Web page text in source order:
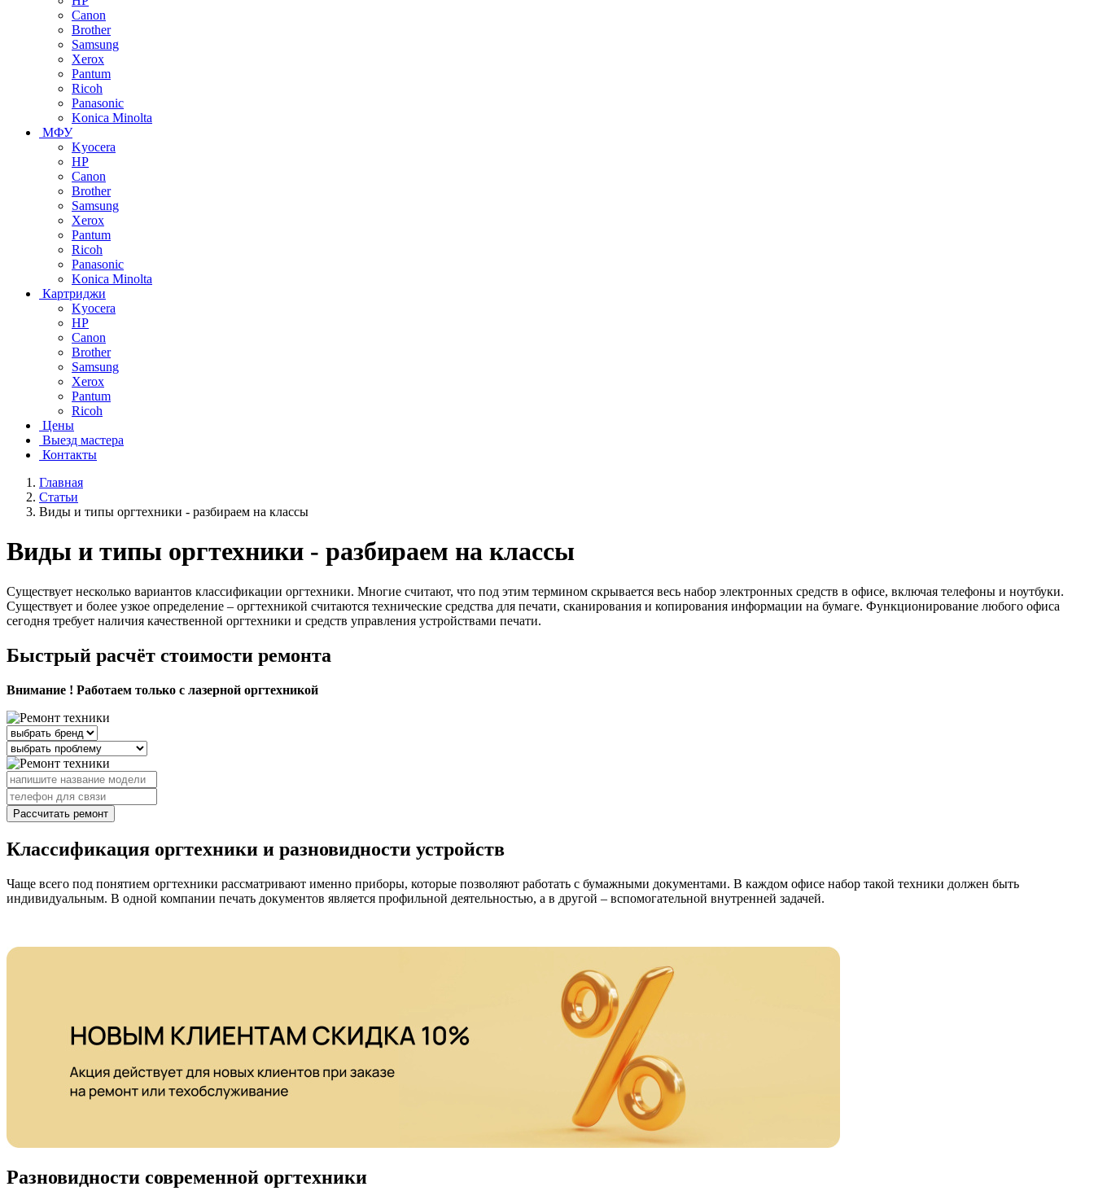
Canon
Brother
Samsung
Xerox
Pantum
Ricoh
Panasonic
Konica Minolta
МФУ
Kyocera
HP
Canon
Brother
Samsung
Xerox
Pantum
Ricoh
Panasonic
Konica Minolta
Картриджи
Kyocera
HP
Canon
Brother
Samsung
Xerox
Pantum
Ricoh
Цены
Выезд мастера
Контакты
Главная
Статьи
Виды и типы оргтехники - разбираем на классы
Виды и типы оргтехники - разбираем на классы
Существует несколько вариантов классификации оргтехники. Многие считают, что под этим термином скрывается весь набор электронных средств в офисе, включая телефоны и ноутбуки.
Существует и более узкое определение – оргтехникой считаются технические средства для печати, сканирования и копирования информации на бумаге. Функционирование любого офиса
сегодня требует наличия качественной оргтехники и средств управления устройствами печати.
Быстрый расчёт стоимости ремонта
Внимание ! Работаем только с лазерной оргтехникой
Рассчитать ремонт
Классификация оргтехники и разновидности устройств
Чаще всего под понятием оргтехники рассматривают именно приборы, которые позволяют работать с бумажными документами. В каждом офисе набор такой техники должен быть
индивидуальным. В одной компании печать документов является профильной деятельностью, а в другой – вспомогательной внутренней задачей.
Разновидности современной оргтехники